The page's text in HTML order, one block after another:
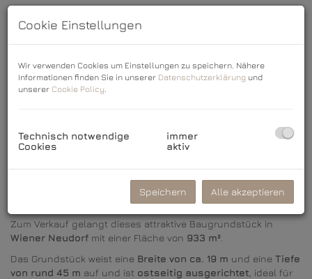
Zum Verkauf gelangt dieses attraktive Baugrundstück in
Wiener Neudorf mit einer Fläche von 933 m²
Das Grundstück weist eine Breite von ca. 19 m und eine Tiefe
von rund 45 m auf und ist ostseitig ausgerichtet , ideal für
Cookie Einstellungen
Wir verwenden Cookies um Einstellungen zu speichern. Nähere
Informationen finden Sie in unserer Datenschutzerklärung und
unserer Cookie Policy
Technisch notwendige
Cookies
immer
aktiv
Speichern Alle akzeptieren